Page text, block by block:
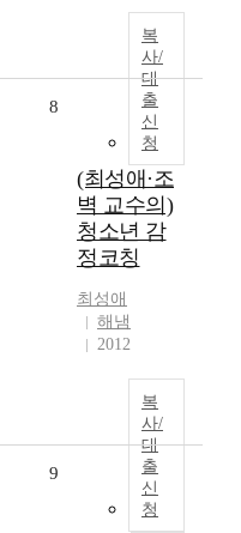
복
사/
대
출
신
청
8
(최성애·조
벽 교수의)
청소년 감
정코칭
최성애
해냄
2012
복
사/
대
출
신
청
9